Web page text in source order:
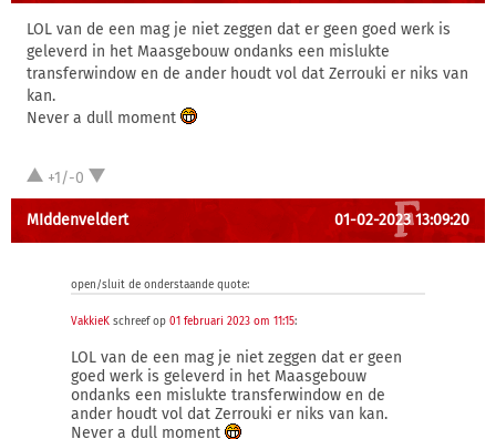
LOL van de een mag je niet zeggen dat er geen goed werk is
geleverd in het Maasgebouw ondanks een mislukte
transferwindow en de ander houdt vol dat Zerrouki er niks van
kan.
Never a dull moment
+1/-0
MIddenveldert 01-02-2023 13:09:20
open/sluit de onderstaande quote:
VakkieK schreef op 01 februari 2023 om 11:15:
LOL van de een mag je niet zeggen dat er geen
goed werk is geleverd in het Maasgebouw
ondanks een mislukte transferwindow en de
ander houdt vol dat Zerrouki er niks van kan.
Never a dull moment